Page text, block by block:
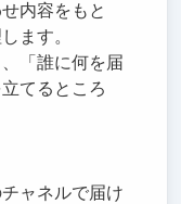
内容をもと
ます。
「誰に何を届
てるところ
ャネルで届け